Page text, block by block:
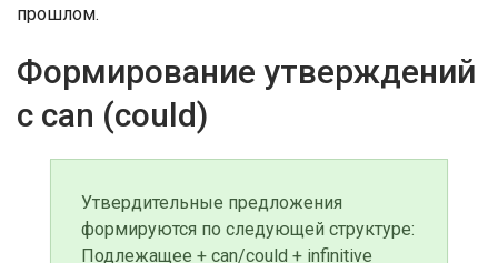
прошлом.
Формирование утверждений
с can (could)
Утвердительные предложения
формируются по следующей структуре:
Подлежащее + can/could + infinitive